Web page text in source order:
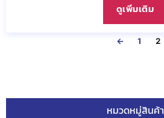
หมวดหมู่สินค้า
ดูเพิ่มเติม
← 1 2